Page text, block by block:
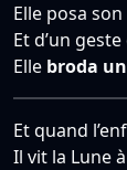
Elle posa
Et d’un
Elle broda
Et quand
Il vit la Lune